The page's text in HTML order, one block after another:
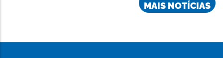
MAIS NOTÍCIAS